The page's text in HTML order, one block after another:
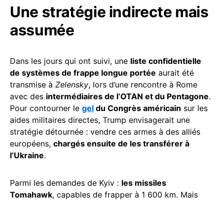
Une stratégie indirecte mais
assumée
Dans les jours qui ont suivi, une liste confidentielle
de systèmes de frappe longue portée aurait été
transmise à Zelensky, lors d’une rencontre à Rome
avec des intermédiaires de l’OTAN et du Pentagone.
Pour contourner le gel du Congrès américain sur les
aides militaires directes, Trump envisagerait une
stratégie détournée : vendre ces armes à des alliés
européens, chargés ensuite de les transférer à
l’Ukraine.
Parmi les demandes de Kyiv : les missiles
Tomahawk, capables de frapper à 1 600 km. Mais